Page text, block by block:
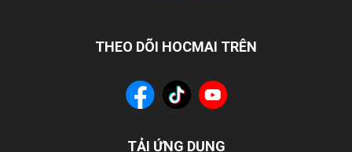
THEO DÕI HOCMAI TRÊN
TẢI ỨNG DỤNG